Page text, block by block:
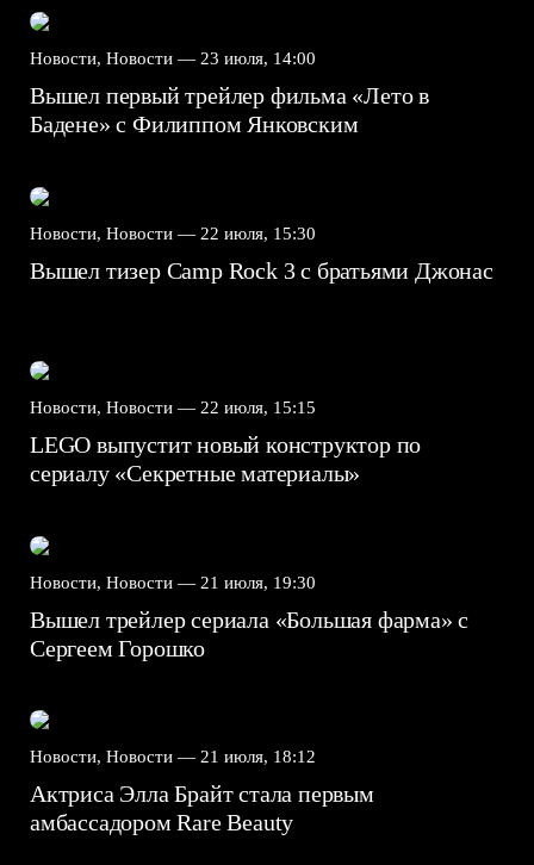
Новости, Новости — 23 июля, 14:00
Вышел первый трейлер фильма «Лето в
Бадене» с Филиппом Янковским
Новости, Новости — 22 июля, 15:30
Вышел тизер Camp Rock 3 с братьями Джонас
Новости, Новости — 22 июля, 15:15
LEGO выпустит новый конструктор по
сериалу «Секретные материалы»
Новости, Новости — 21 июля, 19:30
Вышел трейлер сериала «Большая фарма» с
Сергеем Горошко
Новости, Новости — 21 июля, 18:12
Актриса Элла Брайт стала первым
амбассадором Rare Beauty